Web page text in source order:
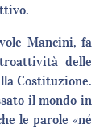
Mancini, fa
delle
Costituzione.
il mondo in
le parole «né